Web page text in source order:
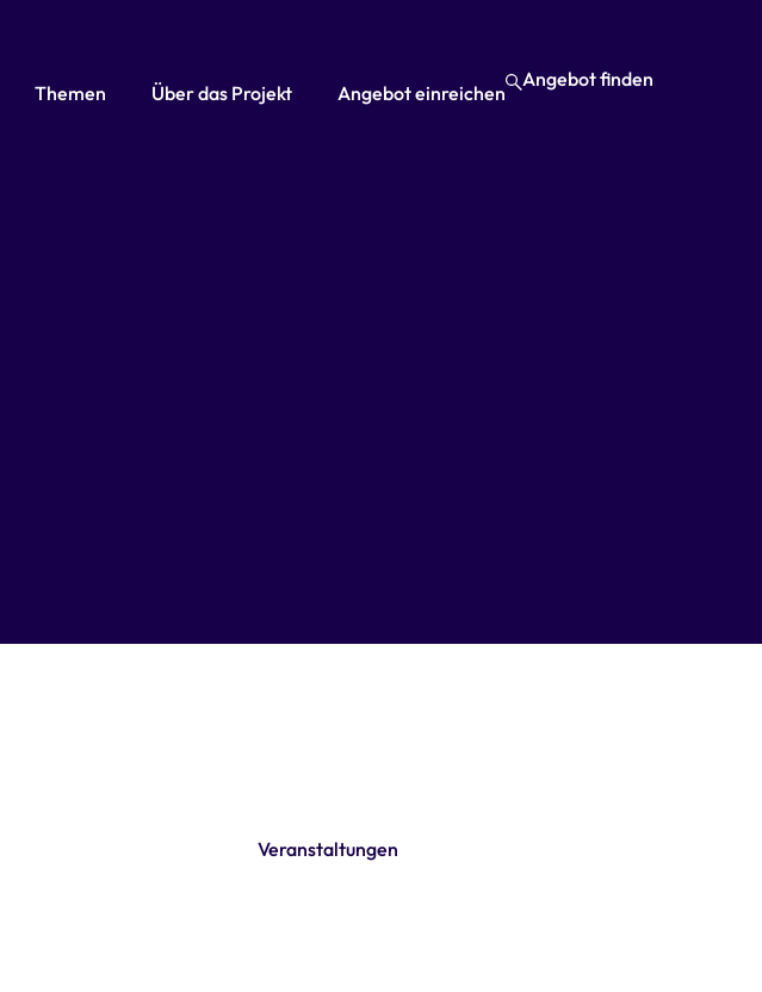
Themen Über das Projekt Angebot einreichen
Angebot finden
Veranstaltungen